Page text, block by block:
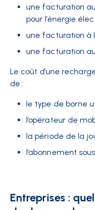
une facturation
pour l’énergie
une facturation à
une facturation
Le coût d’une
de :
le type de borne
l’opérateur de
la période de la
l’abonnement
Entreprises :